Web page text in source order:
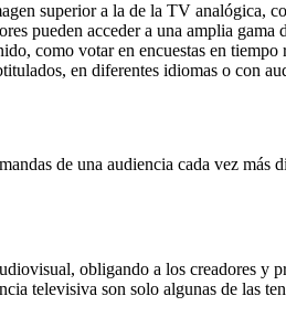
superior a la de la TV analógica,
pueden acceder a una amplia
como votar en encuestas en
en diferentes idiomas o con
de una audiencia cada vez más
obligando a los creadores y
televisiva son solo algunas de las